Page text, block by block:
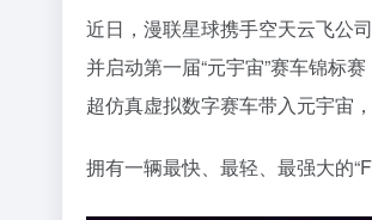
近日，漫联星球携手空天云飞公
并启动第一届“元宇宙”赛车锦标
超仿真虚拟数字赛车带入元宇宙
拥有一辆最快、最轻、最强大的